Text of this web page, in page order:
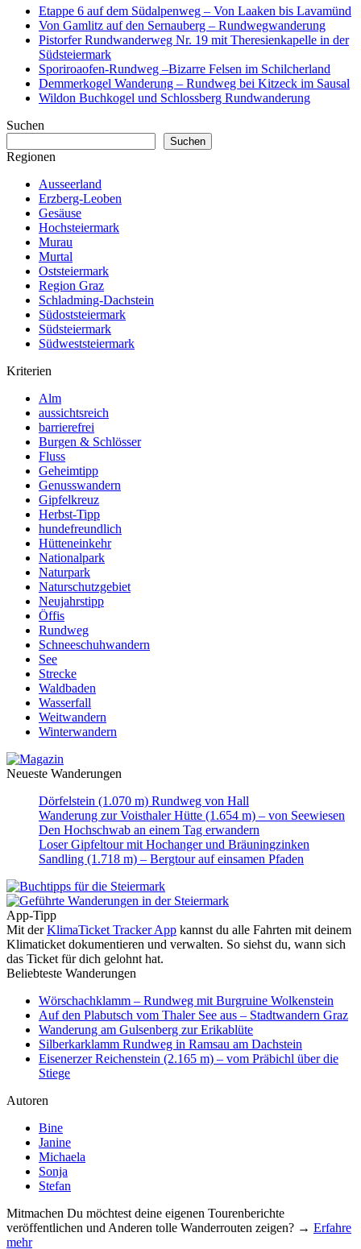
Etappe 6 auf dem Südalpenweg – Von Laaken bis Lavamünd
Von Gamlitz auf den Sernauberg – Rundwegwanderung
Pistorfer Rundwanderweg Nr. 19 mit Theresienkapelle in der
Südsteiermark
Sporiroaofen-Rundweg –Bizarre Felsen im Schilcherland
Demmerkogel Wanderung – Rundweg bei Kitzeck im Sausal
Wildon Buchkogel und Schlossberg Rundwanderung
Suchen
Suchen
Regionen
Ausseerland
Erzberg-Leoben
Gesäuse
Hochsteiermark
Murau
Murtal
Oststeiermark
Region Graz
Schladming-Dachstein
Südoststeiermark
Südsteiermark
Südweststeiermark
Kriterien
Alm
aussichtsreich
barrierefrei
Burgen & Schlösser
Fluss
Geheimtipp
Genusswandern
Gipfelkreuz
Herbst-Tipp
hundefreundlich
Hütteneinkehr
Nationalpark
Naturpark
Naturschutzgebiet
Neujahrstipp
Öffis
Rundweg
Schneeschuhwandern
See
Strecke
Waldbaden
Wasserfall
Weitwandern
Winterwandern
Neueste Wanderungen
Dörfelstein (1.070 m) Rundweg von Hall
Wanderung zur Voisthaler Hütte (1.654 m) – von Seewiesen
Den Hochschwab an einem Tag erwandern
Loser Gipfeltour mit Hochanger und Bräuningzinken
Sandling (1.718 m) – Bergtour auf einsamen Pfaden
App-Tipp
Mit derKlimaTicket Tracker App kannst du alle Fahrten mit deinem
Klimaticket dokumentieren und verwalten. So siehst du, wann sich
das Ticket für dich gelohnt hat.
Beliebteste Wanderungen
Wörschachklamm – Rundweg mit Burgruine Wolkenstein
Auf den Plabutsch vom Thaler See aus – Stadtwandern Graz
Wanderung am Gulsenberg zur Erikablüte
Silberkarklamm Rundweg in Ramsau am Dachstein
Eisenerzer Reichenstein (2.165 m) – vom Präbichl über die
Stiege
Autoren
Bine
Janine
Michaela
Sonja
Stefan
Mitmachen Du möchtest deine eigenen Tourenberichte
veröffentlichen und Anderen tolle Wanderrouten zeigen? → Erfahre
mehr